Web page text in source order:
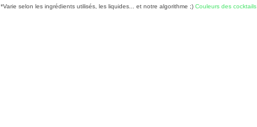
*Varie selon les ingrédients utilisés, les liquides... et notre algorithme ;) Couleurs des cocktails